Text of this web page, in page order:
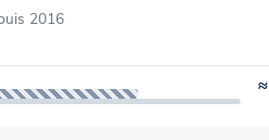
2016
≈